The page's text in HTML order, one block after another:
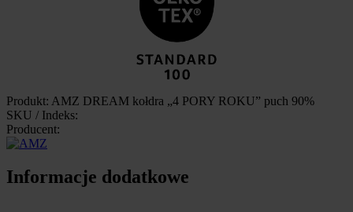
Produkt: AMZ DREAM kołdra „4 PORY ROKU” puch 90%
SKU / Indeks:
Producent:
Informacje dodatkowe